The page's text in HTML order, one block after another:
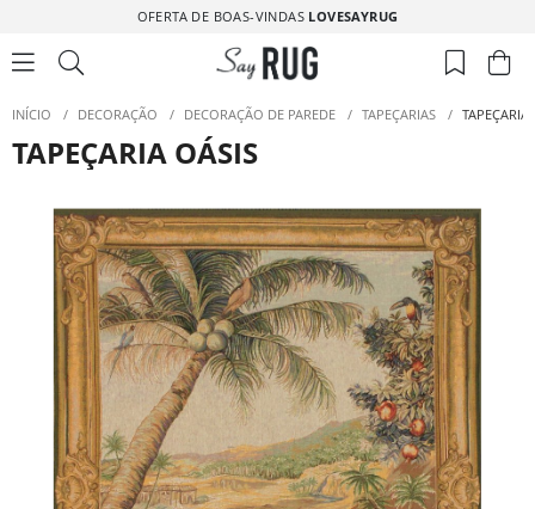
OFERTA DE BOAS-VINDAS LOVESAYRUG
INÍCIO / DECORAÇÃO / DECORAÇÃO DE PAREDE / TAPEÇARIAS / TAPEÇARIA
TAPEÇARIA OÁSIS